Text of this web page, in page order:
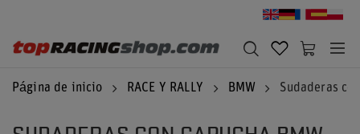
Página de inicio RACE Y RALLY BMW Sudaderas